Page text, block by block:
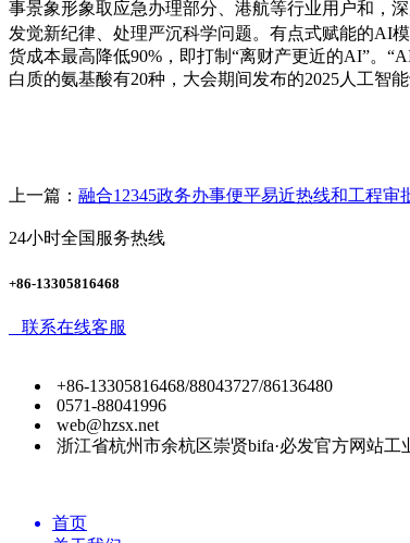
事景象形象取应急办理部分、港航等行业用户和，
发觉新纪律、处理严沉科学问题。有点式赋能的AI
货成本最高降低90%，即打制“离财产更近的AI”。
白质的氨基酸有20种，大会期间发布的2025人工智
上一篇： 融合12345政务办事便平易近热线和工程审
24小时全国服务热线
+86-13305816468
联系在线客服
+86-13305816468/88043727/86136480
0571-88041996
web@hzsx.net
浙江省杭州市余杭区崇贤bifa·必发官方网站工
首页